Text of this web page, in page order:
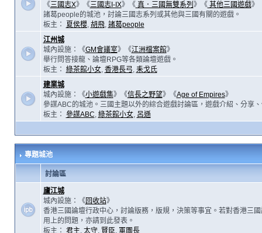
《三國志X》《三國志I-IX》《真．三國無雙系列 》《其他三國遊戲》
諸葛people的城池，討論三國志系列或其他與三國有關的遊戲。
板主：
夏侯櫻, 胡飛, 諸葛people
江州城
城內設施：《GM會議室》《江洲檔案館》
舉行問答接龍、論壇RPG等各類論壇遊戲。
板主： 綠茶館小女, 香港長弓, 耒戈氏
建業城
城內設施：《小遊戲集》《信長之野望》《Age of Empires》
參謀ABC的城池。三國主題以外的綜合遊戲討論區，遊戲介紹、分享
板主： 參謀ABC, 綠茶館小女, 呂遜
專題城池
討論區
廬江城
城內設施：《回收站》
香港三國論壇行政中心，討論版務，版規，決策等事宜。若對香港三
用上的問題，亦請到此發表。
板主： 君主, 太守, 賢臣, 軍團長